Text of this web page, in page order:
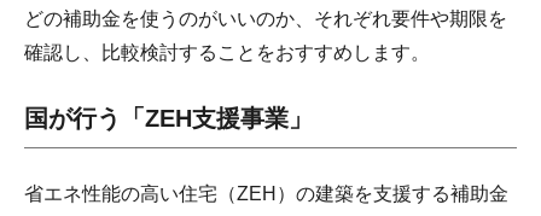
どの補助金を使うのがいいのか、それぞれ要件や期限を
確認し、比較検討することをおすすめします。
国が行う「ZEH支援事業」
省エネ性能の高い住宅（ZEH）の建築を支援する補助金